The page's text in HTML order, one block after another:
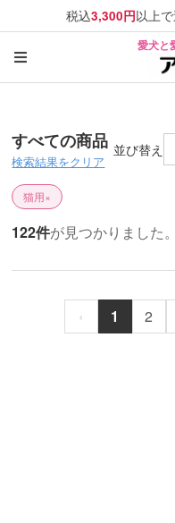
税込3,300円以上
愛犬と
すべての商品
検索結果をクリア
並び替え
猫用×
122件が見つかりました
‹ 1 2